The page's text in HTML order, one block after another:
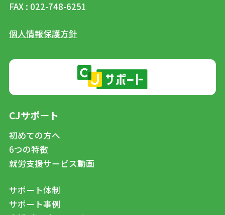
FAX : 022-748-6251
個人情報保護方針
CJサポート
初めての方へ
6つの特徴
就労支援サービス動画
サポート体制
サポート事例